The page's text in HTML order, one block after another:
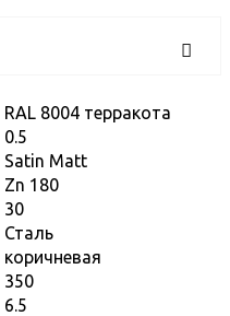
RAL 8004 терракота
0.5
Satin Matt
Zn 180
30
Сталь
коричневая
350
6.5